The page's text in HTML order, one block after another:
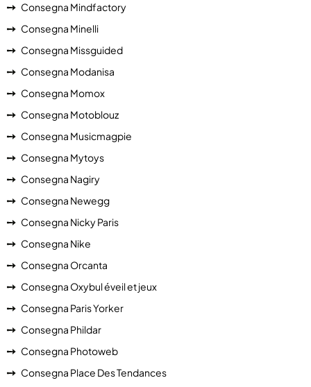
Consegna Mindfactory
Consegna Minelli
Consegna Missguided
Consegna Modanisa
Consegna Momox
Consegna Motoblouz
Consegna Musicmagpie
Consegna Mytoys
Consegna Nagiry
Consegna Newegg
Consegna Nicky Paris
Consegna Nike
Consegna Orcanta
Consegna Oxybul éveil et jeux
Consegna Paris Yorker
Consegna Phildar
Consegna Photoweb
Consegna Place Des Tendances